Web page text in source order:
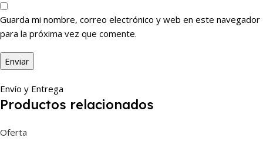
Guarda mi nombre, correo electrónico y web en este navegador
para la próxima vez que comente.
Envío y Entrega
Productos relacionados
Oferta